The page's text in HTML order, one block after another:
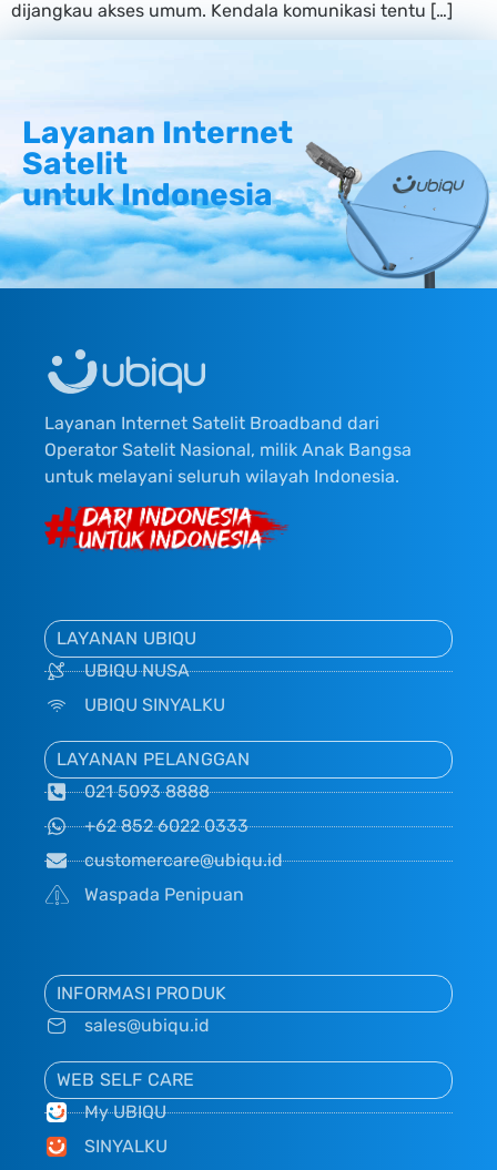
dijangkau akses umum. Kendala komunikasi tentu […]
Layanan Internet
Satelit
untuk Indonesia
Layanan Internet Satelit Broadband dari
Operator Satelit Nasional, milik Anak Bangsa
untuk melayani seluruh wilayah Indonesia.
LAYANAN UBIQU
UBIQU NUSA
UBIQU SINYALKU
LAYANAN PELANGGAN
021 5093 8888
+62 852 6022 0333
customercare@ubiqu.id
Waspada Penipuan
INFORMASI PRODUK
sales@ubiqu.id
WEB SELF CARE
My UBIQU
SINYALKU